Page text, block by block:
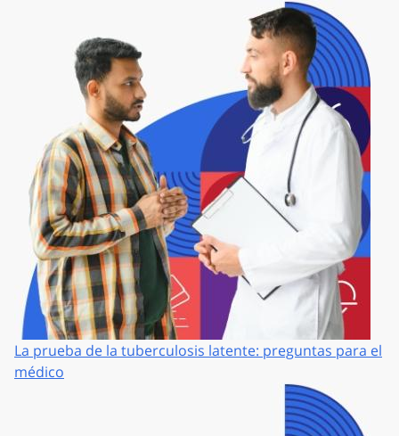
La prueba de la tuberculosis latente: preguntas para el
médico